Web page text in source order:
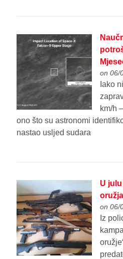
on 06/
Iako
km/h
ono što su astronomi
nastao usljed sudara
U
oružja
on 06/
Iz